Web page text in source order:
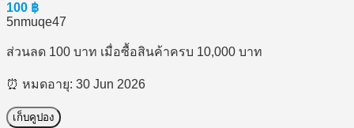
100 ฿
5nmuqe47
ส่วนลด 100 บาท เมื่อซื้อสินค้าครบ 10,000 บาท
⏰ หมดอายุ: 30 Jun 2026
เก็บคูปอง